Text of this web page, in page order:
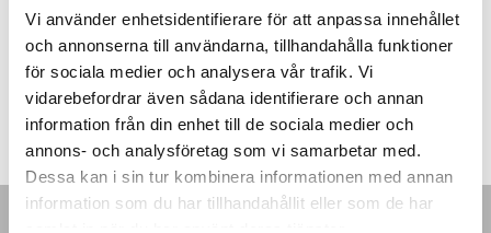
Vi använder enhetsidentifierare för att anpassa innehållet
och annonserna till användarna, tillhandahålla funktioner
för sociala medier och analysera vår trafik. Vi
vidarebefordrar även sådana identifierare och annan
information från din enhet till de sociala medier och
annons- och analysföretag som vi samarbetar med.
Dessa kan i sin tur kombinera informationen med annan
information som du har tillhandahållit eller som de har
Vi levererar analoga panelinstrument i storlek enligt DIN-norm,
både enstaka samt i större antal för ert projekt.
LÄS MER